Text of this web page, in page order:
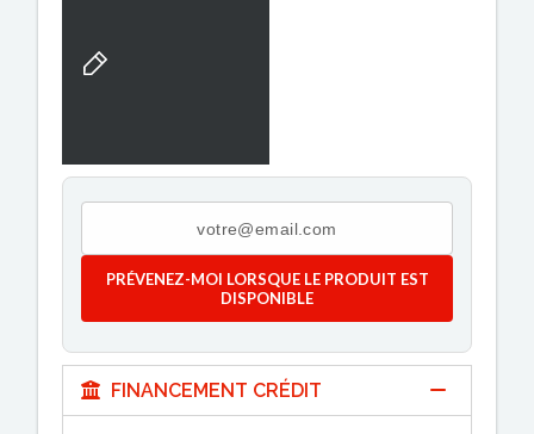
PRÉVENEZ-MOI LORSQUE LE PRODUIT EST
DISPONIBLE
FINANCEMENT CRÉDIT